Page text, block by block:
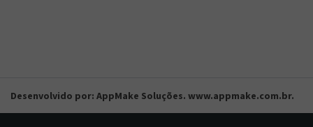
Desenvolvido por: AppMake Soluções. www.appmake.com.br.